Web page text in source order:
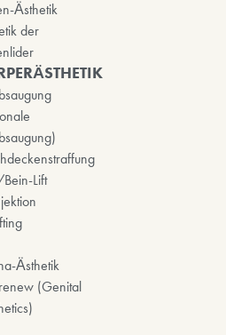
Ästhetik
der
Lift
Ästhetik
(Genital